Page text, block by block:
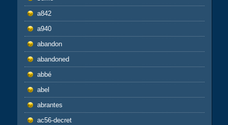
a842
a940
abandon
abandoned
abbé
abel
abrantes
ac56-decret